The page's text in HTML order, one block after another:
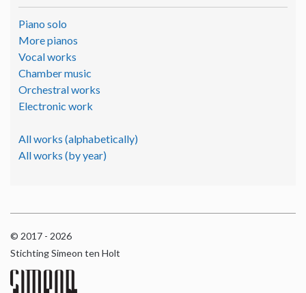
Piano solo
More pianos
Vocal works
Chamber music
Orchestral works
Electronic work
All works (alphabetically)
All works (by year)
© 2017 - 2026
Stichting Simeon ten Holt